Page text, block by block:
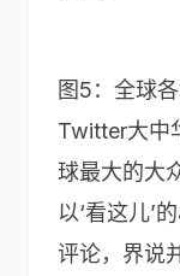
图5：全球
Twitter大中
球最大的大
以‘看这儿’
评论，界说